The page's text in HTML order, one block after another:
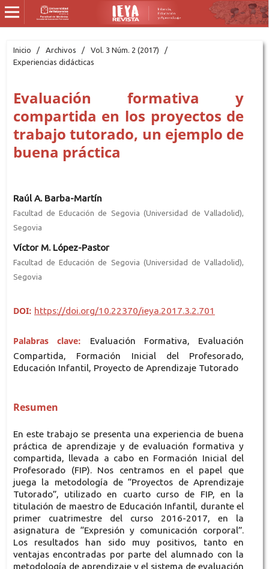
Inicio / Archivos / Vol. 3 Núm. 2 (2017)
/
Experiencias didácticas
Evaluación formativa y
compartida en los proyectos de
trabajo tutorado, un ejemplo de
buena práctica
Raúl A. Barba-Martín
Facultad de Educación de Segovia (Universidad de Valladolid),
Segovia
Víctor M. López-Pastor
Facultad de Educación de Segovia (Universidad de Valladolid),
Segovia
DOI: https://doi.org/10.22370/ieya.2017.3.2.701
Palabras clave:
Evaluación Formativa, Evaluación
Compartida, Formación Inicial del Profesorado,
Educación Infantil, Proyecto de Aprendizaje Tutorado
Resumen
En este trabajo se presenta una experiencia de buena
práctica de aprendizaje y de evaluación formativa y
compartida, llevada a cabo en Formación Inicial del
Profesorado (FIP). Nos centramos en el papel que
juega la metodología de “Proyectos de Aprendizaje
Tutorado”, utilizado en cuarto curso de FIP, en la
titulación de maestro de Educación Infantil, durante el
primer cuatrimestre del curso 2016-2017, en la
asignatura de “Expresión y comunicación corporal”.
Los resultados han sido muy positivos, tanto en
ventajas encontradas por parte del alumnado con la
metodología de aprendizaje y el sistema de evaluación